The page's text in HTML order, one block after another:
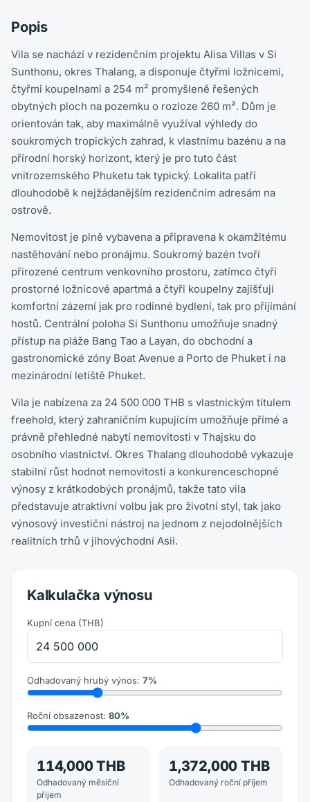
Popis
Vila se nachází v rezidenčním projektu Alisa Villas v Si
Sunthonu, okres Thalang, a disponuje čtyřmi ložnicemi,
čtyřmi koupelnami a 254 m² promyšleně řešených
obytných ploch na pozemku o rozloze 260 m². Dům je
orientován tak, aby maximálně využíval výhledy do
soukromých tropických zahrad, k vlastnímu bazénu a na
přírodní horský horizont, který je pro tuto část
vnitrozemského Phuketu tak typický. Lokalita patří
dlouhodobě k nejžádanějším rezidenčním adresám na
ostrově.
Nemovitost je plně vybavena a připravena k okamžitému
nastěhování nebo pronájmu. Soukromý bazén tvoří
přirozené centrum venkovního prostoru, zatímco čtyři
prostorné ložnicové apartmá a čtyři koupelny zajišťují
komfortní zázemí jak pro rodinné bydlení, tak pro přijímání
hostů. Centrální poloha Si Sunthonu umožňuje snadný
přístup na pláže Bang Tao a Layan, do obchodní a
gastronomické zóny Boat Avenue a Porto de Phuket i na
mezinárodní letiště Phuket.
Vila je nabízena za 24 500 000 THB s vlastnickým titulem
freehold, který zahraničním kupujícím umožňuje přímé a
právně přehledné nabytí nemovitosti v Thajsku do
osobního vlastnictví. Okres Thalang dlouhodobě vykazuje
stabilní růst hodnot nemovitostí a konkurenceschopné
výnosy z krátkodobých pronájmů, takže tato vila
představuje atraktivní volbu jak pro životní styl, tak jako
výnosový investiční nástroj na jednom z nejodolnějších
realitních trhů v jihovýchodní Asii.
Kalkulačka výnosu
Kupní cena (THB)
Odhadovaný hrubý výnos: 7%
Roční obsazenost: 80%
114,000 THB
Odhadovaný měsíční
příjem
1,372,000 THB
Odhadovaný roční příjem